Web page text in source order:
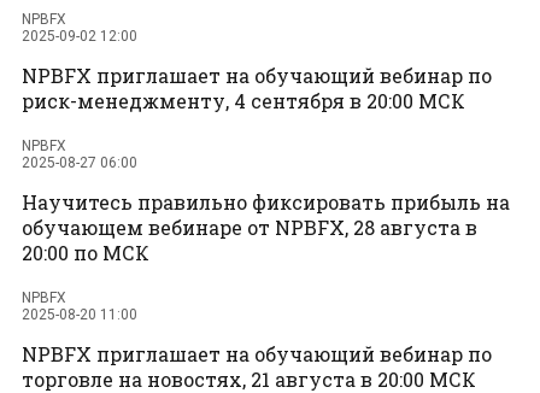
NPBFX
2025-09-02 12:00
NPBFX приглашает на обучающий вебинар по
риск-менеджменту, 4 сентября в 20:00 МСК
NPBFX
2025-08-27 06:00
Научитесь правильно фиксировать прибыль на
обучающем вебинаре от NPBFX, 28 августа в
20:00 по МСК
NPBFX
2025-08-20 11:00
NPBFX приглашает на обучающий вебинар по
торговле на новостях, 21 августа в 20:00 МСК